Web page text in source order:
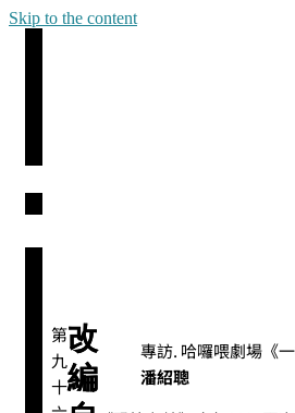
Skip to the content
第
九
十
改
編
專訪. 哈囉喂劇場《
潘紹聰